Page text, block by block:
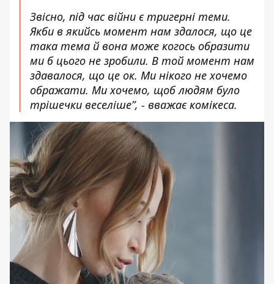
Звісно, під час війни є тригерні теми.
Якби в якийсь момент нам здалося, що це
така тема й вона може когось образити
ми б цього не зробили. В той момент нам
здавалося, що це ок. Ми нікого не хочемо
ображати. Ми хочемо, щоб людям було
трішечки веселіше”, - вважає комікеса.